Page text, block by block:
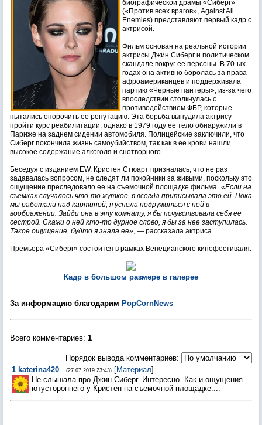
биографической драмы «Сиберг»
(«Против всех врагов», Against All
Enemies) представляют первый кадр с
актрисой.
Фильм основан на реальной истории
актрисы Джин Сиберг и политическом
скандале вокруг ее персоны. В 70-ых
годах она активно боролась за права
афроамериканцев и поддерживала
партию «Черные пантеры», из-за чего
впоследствии столкнулась с
противодействием ФБР, которые
пытались опорочить ее репутацию. Эта борьба вынудила актрису
пройти курс реабилитации, однако в 1979 году ее тело обнаружили в
Париже на заднем сидении автомобиля. Полицейские заключили, что
Сиберг покончила жизнь самоубийством, так как в ее крови нашли
высокое содержание алкоголя и снотворного.
Беседуя с изданием EW, Кристен Стюарт призналась, что не раз
задавалась вопросом, не следят ли покойники за живыми, поскольку это
ощущение преследовало ее на съемочной площадке фильма. «Если на
съемках случалось что-то жуткое, я всегда приписывала это ей. Пока
мы работали над картиной, я успела подружиться с ней в
воображении. Зайди она в эту комнату, я бы почувствовала себя ее
сестрой. Скажи о ней кто-то дурное слово, я бы за нее заступилась.
Такое ощущение, будто я знала ее», — рассказала актриса.
Премьера «Сиберг» состоится в рамках Венецианского кинофестиваля.
Кадр в большом размере в галерее
За информацию благодарим PopCornNews
Всего комментариев: 1
Порядок вывода комментариев:
1 katerina420 (27.07.2019 23:43) [Материал]
Не слышала про Джин Сиберг. Интересно. Как и ощущения
потустороннего у Кристен на съемочной площадке....